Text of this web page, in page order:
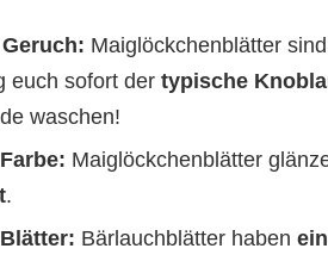
Maiglöckchenblätter
euch sofort der typische
waschen!
Maiglöckchenblätter
.
Bärlauchblätter haben